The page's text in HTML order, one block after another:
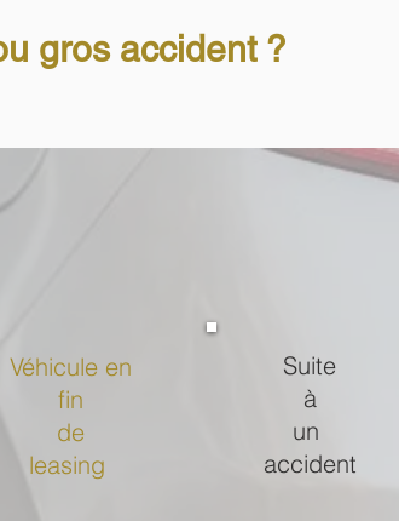
gros accident ?
Véhicule en
fin
de
leasing
Suite
à
un
accident